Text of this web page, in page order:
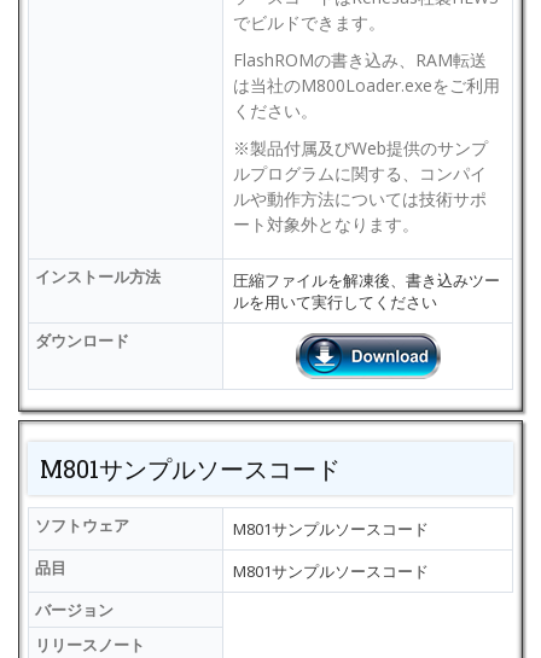
でビルドできます。
FlashROMの書き込み、RAM転送
は当社のM800Loader.exeをご利用
ください。
※製品付属及びWeb提供のサンプ
ルプログラムに関する、コンパイ
ルや動作方法については技術サポ
ート対象外となります。
インストール方法
圧縮ファイルを解凍後、書き込みツー
ルを用いて実行してください
ダウンロード
M801サンプルソースコード
ソフトウェア
M801サンプルソースコード
品目
M801サンプルソースコード
バージョン
リリースノート